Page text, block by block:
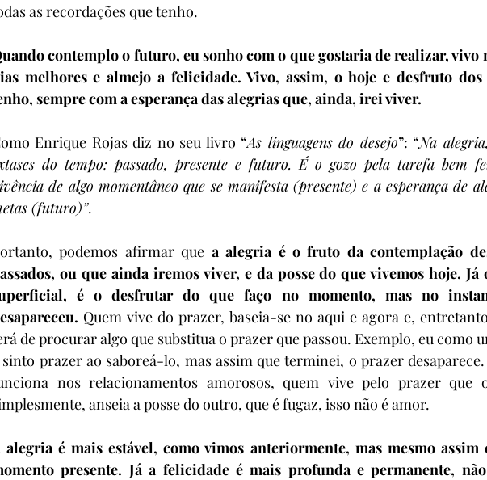
as recordações que tenho.
contemplo o futuro, eu sonho com o que gostaria de realizar, vivo
melhores e almejo a felicidade. Vivo, assim, o hoje e desfruto dos
sempre com a esperança das alegrias que, ainda, irei viver.
Enrique Rojas diz no seu livro “As linguagens do desejo”: “Na
do tempo: passado, presente e futuro. É o gozo pela tarefa bem
de algo momentâneo que se manifesta (presente) e a esperança de
(futuro)”.
podemos afirmar que a alegria é o fruto da contemplação
ou que ainda iremos viver, e da posse do que vivemos hoje.
é o desfrutar do que faço no momento, mas no
Quem vive do prazer, baseia-se no aqui e agora e,
de procurar algo que substitua o prazer que passou. Exemplo, eu como
prazer ao saboreá-lo, mas assim que terminei, o prazer
nos relacionamentos amorosos, quem vive pelo prazer que
anseia a posse do outro, que é fugaz, isso não é amor.
alegria é mais estável, como vimos anteriormente, mas mesmo assim
presente. Já a felicidade é mais profunda e permanente,